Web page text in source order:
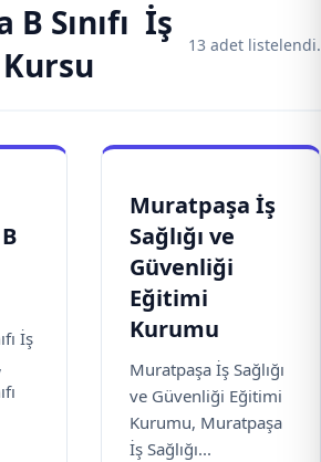
Sınıfı İş
13 adet listelendi.
İş
Muratpaşa İş
Sağlığı ve
Güvenliği
Eğitimi
Kurumu
Muratpaşa İş Sağlığı
ve Güvenliği Eğitimi
Kurumu, Muratpaşa
İş Sağlığı...